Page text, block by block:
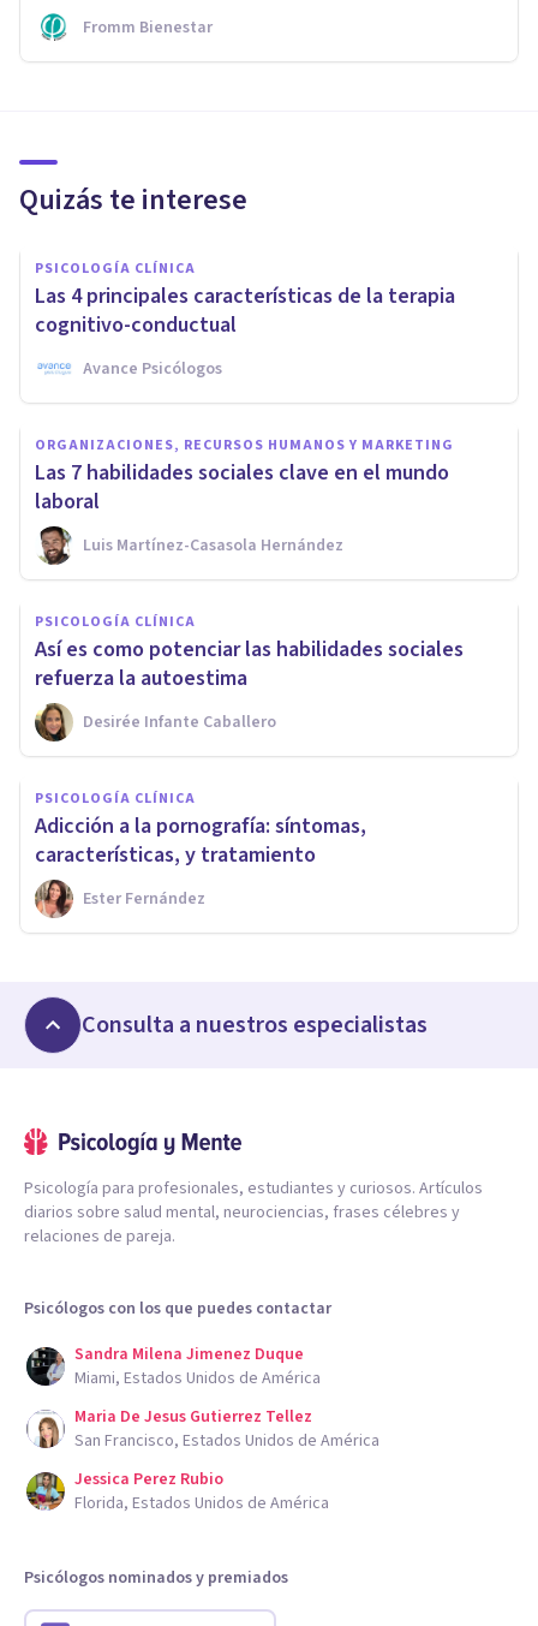
Fromm Bienestar
Quizás te interese
PSICOLOGÍA CLÍNICA
Las 4 principales características de la terapia
cognitivo-conductual
Avance Psicólogos
ORGANIZACIONES, RECURSOS HUMANOS Y MARKETING
Las 7 habilidades sociales clave en el mundo
laboral
Luis Martínez-Casasola Hernández
PSICOLOGÍA CLÍNICA
Así es como potenciar las habilidades sociales
refuerza la autoestima
Desirée Infante Caballero
PSICOLOGÍA CLÍNICA
Adicción a la pornografía: síntomas,
características, y tratamiento
Ester Fernández
Consulta a nuestros especialistas
Psicología para profesionales, estudiantes y curiosos. Artículos
diarios sobre salud mental, neurociencias, frases célebres y
relaciones de pareja.
Psicólogos con los que puedes contactar
Sandra Milena Jimenez Duque
Miami, Estados Unidos de América
Maria De Jesus Gutierrez Tellez
San Francisco, Estados Unidos de América
Jessica Perez Rubio
Florida, Estados Unidos de América
Psicólogos nominados y premiados